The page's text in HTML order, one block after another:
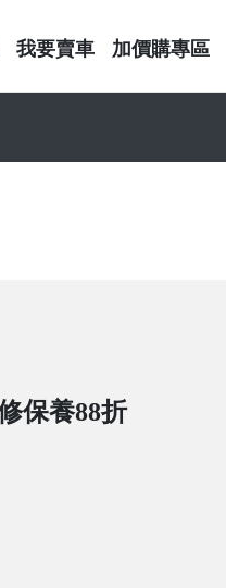
我要賣車 加價購專區
保養88折